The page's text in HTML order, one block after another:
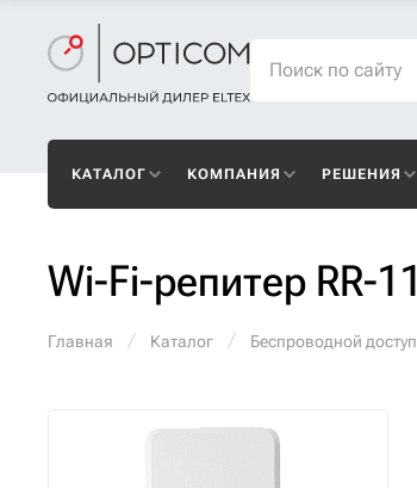
КАТАЛОГ КОМПАНИЯ РЕШЕНИЯ
Wi-Fi-репитер RR-11
Главная Каталог Беспроводной доступ